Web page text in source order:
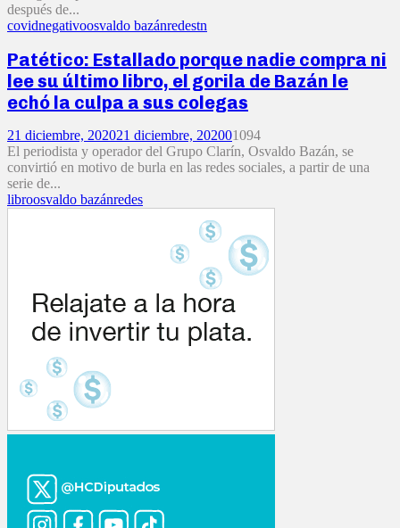
después de...
covidnegativoosvaldo bazánredestn
Patético: Estallado porque nadie compra ni
lee su último libro, el gorila de Bazán le
echó la culpa a sus colegas
21 diciembre, 202021 diciembre, 202001094
El periodista y operador del Grupo Clarín, Osvaldo Bazán, se
convirtió en motivo de burla en las redes sociales, a partir de una
serie de...
libroosvaldo bazánredes